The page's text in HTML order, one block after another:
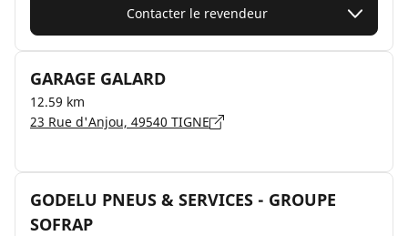
Contacter le revendeur
GARAGE GALARD
12.59 km
23 Rue d'Anjou, 49540 TIGNE
GODELU PNEUS & SERVICES - GROUPE
SOFRAP